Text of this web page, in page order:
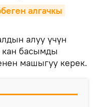
алгачкы
алуу үчүн
кан басымды
машыгуу керек.